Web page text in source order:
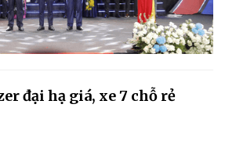
đại hạ giá, xe 7 chỗ rẻ